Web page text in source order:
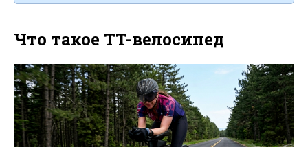
Что такое TT-велосипед